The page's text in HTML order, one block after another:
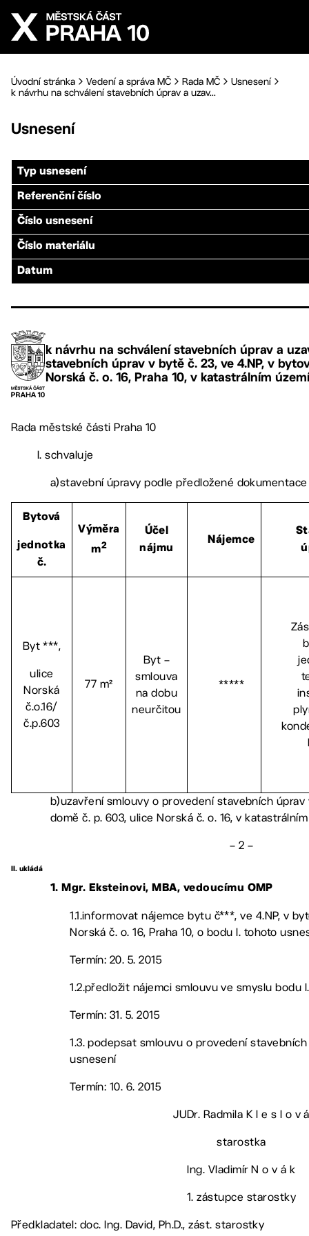
Přejít na hlavní obsah
Úvodní stránka Vedení a správa MČ Rada MČ
Usnesení
k návrhu na schválení stavebních úprav a uzav...
Usnesení
Typ usnesení
Referenční číslo
Číslo usnesení
Číslo materiálu
Datum
k návrhu na schválení stavebních úprav a
stavebních úprav v bytě č. 23, ve 4.NP, v
Norská č. o. 16, Praha 10, v katastrálním
Rada městské části Praha 10
I. schvaluje
a)stavební úpravy podle předložené
Bytová
jednotka
č.
Výměra
m2
Účel
nájmu
Nájemce
Byt ***,
ulice
Norská
č.o.16/
č.p.603
77 m²
Byt –
smlouva
na dobu
neurčitou
*****
b)uzavření smlouvy o provedení stavebních úprav
domě č. p. 603, ulice Norská č. o. 16, v
– 2 –
II. ukládá
1. Mgr. Eksteinovi, MBA, vedoucímu OMP
1.1.informovat nájemce bytu č***, ve 4.NP, v
Norská č. o. 16, Praha 10, o bodu I. tohoto
Termín: 20. 5. 2015
1.2.předložit nájemci smlouvu ve smyslu bodu
Termín: 31. 5. 2015
1.3. podepsat smlouvu o provedení
usnesení
Termín: 10. 6. 2015
JUDr. Radmila K l e s l o v á
starostka
Ing. Vladimír N o v á k
1. zástupce starostky
Předkladatel: doc. Ing. David, Ph.D., zást. starostky